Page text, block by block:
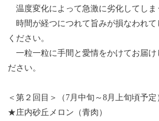
温度変化によって急激に劣化してしま
時間が経つにつれて旨みが損なわれ
ください。
一粒一粒に手間と愛情をかけてお届
ださい。
＜第２回目＞（7月中旬～8月上旬頃予定
★庄内砂丘メロン（青肉）